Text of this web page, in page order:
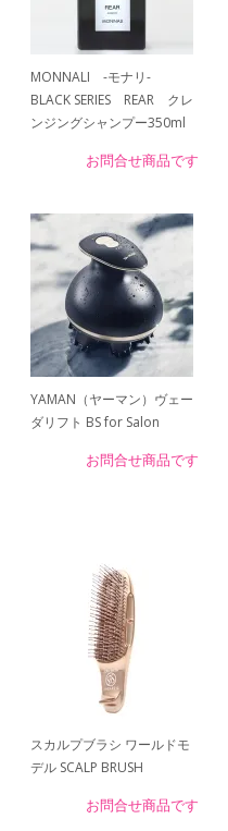
MONNALI -モナリ-
BLACK SERIES REAR クレ
ンジングシャンプー350ml
お問合せ商品です
YAMAN（ヤーマン）ヴェー
ダリフト BS for Salon
お問合せ商品です
スカルプブラシ ワールドモ
デル SCALP BRUSH
お問合せ商品です